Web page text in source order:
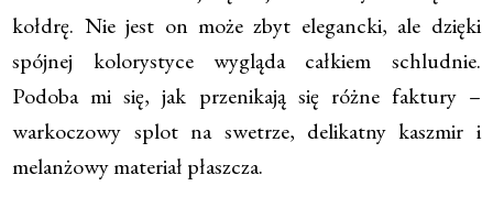
kołdrę. Nie jest on może zbyt elegancki, ale dzięki
spójnej kolorystyce wygląda całkiem schludnie.
Podoba mi się, jak przenikają się różne faktury –
warkoczowy splot na swetrze, delikatny kaszmir i
melanżowy materiał płaszcza.